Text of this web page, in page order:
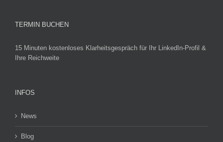
TERMIN BUCHEN
15 Minuten kostenloses Klarheitsgespräch für Ihr LinkedIn-Profil &
Ihre Reichweite
INFOS
News
Blog